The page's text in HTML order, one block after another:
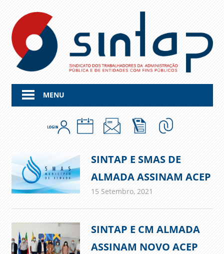
content
MENU
SINTAP E SMAS DE
ALMADA ASSINAM ACEP
15 Setembro, 2021
SINTAP E CM ALMADA
ASSINAM NOVO ACEP